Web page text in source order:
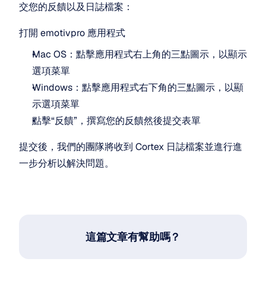
交您的反饋以及日誌檔案：
打開 emotivpro 應用程式
Mac OS：點擊應用程式右上角的三點圖示，以顯示
選項菜單
Windows：點擊應用程式右下角的三點圖示，以顯
示選項菜單
點擊“反饋”，撰寫您的反饋然後提交表單
提交後，我們的團隊將收到 Cortex 日誌檔案並進行進
一步分析以解決問題。
這篇文章有幫助嗎？